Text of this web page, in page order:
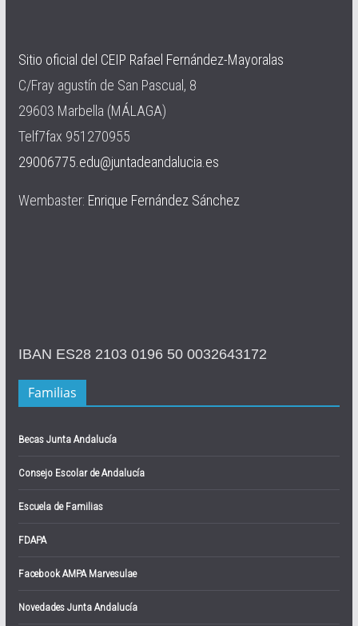
Sitio oficial del CEIP Rafael Fernández-Mayoralas
C/Fray agustín de San Pascual, 8
29603 Marbella (MÁLAGA)
Telf7fax 951270955
29006775.edu@juntadeandalucia.es
Wembaster: Enrique Fernández Sánchez
IBAN ES28 2103 0196 50 0032643172
Familias
Becas Junta Andalucía
Consejo Escolar de Andalucía
Escuela de Familias
FDAPA
Facebook AMPA Marvesulae
Novedades Junta Andalucía